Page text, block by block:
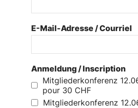
E-Mail-Adresse / Courriel
Anmeldung / Inscription
Mitgliederkonferenz
pour 30 CHF
Mitgliederkonferenz